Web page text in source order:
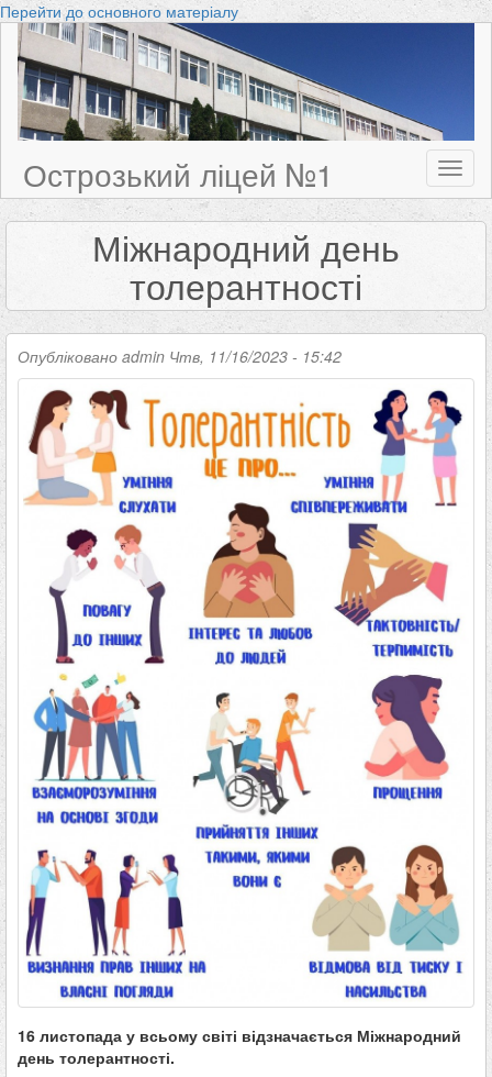
Перейти до основного матеріалу
Острозький ліцей №1
Міжнародний день
толерантності
Опубліковано admin Чтв, 11/16/2023 - 15:42
16 листопада у всьому світі відзначається Міжнародний
день толерантності.